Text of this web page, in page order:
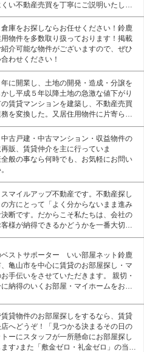
くい不動産売買を丁寧にご説明いたし…
庫をお探しならお任せください！鈴鹿
物件を多数取り扱っております！掲載
介可能な物件がございますので、ぜひ
わせください！
年に開業し、土地の開発・造成・分譲を
し平成５年以降土地の急激な値下がり
賃貸マンションを建築し、不動産売買
を変換した。又居住用物件に片寄ら…
古戸建・中古マンション・収益物件の
販、賃貸仲介を主に行っていま
の事なら何時でも、お気軽にお問い
マイルアップ不動産です。不動産探し
方にとって「よく分からないまま進み
断です。だからこそ私たちは、会社の
様が納得できるかどうかを一番大切…
ベストサポーター いい部屋ネット鈴鹿
亀山市を中心に賃貸のお部屋探し・マ
手伝いをさせていただきます。 親切・
納得のいくお部屋・マイホームをお…
貸物件のお部屋探しをするなら、賃貸
へどうぞ！「見つかる決まるその日の
ーにスタッフが一所懸命にお部屋探し
す♪また「敷金ゼロ・礼金ゼロ」の当…